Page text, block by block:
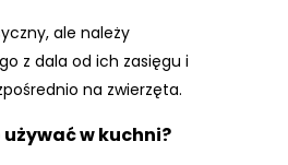
ale należy
z dala od ich zasięgu i
na zwierzęta.
w kuchni?